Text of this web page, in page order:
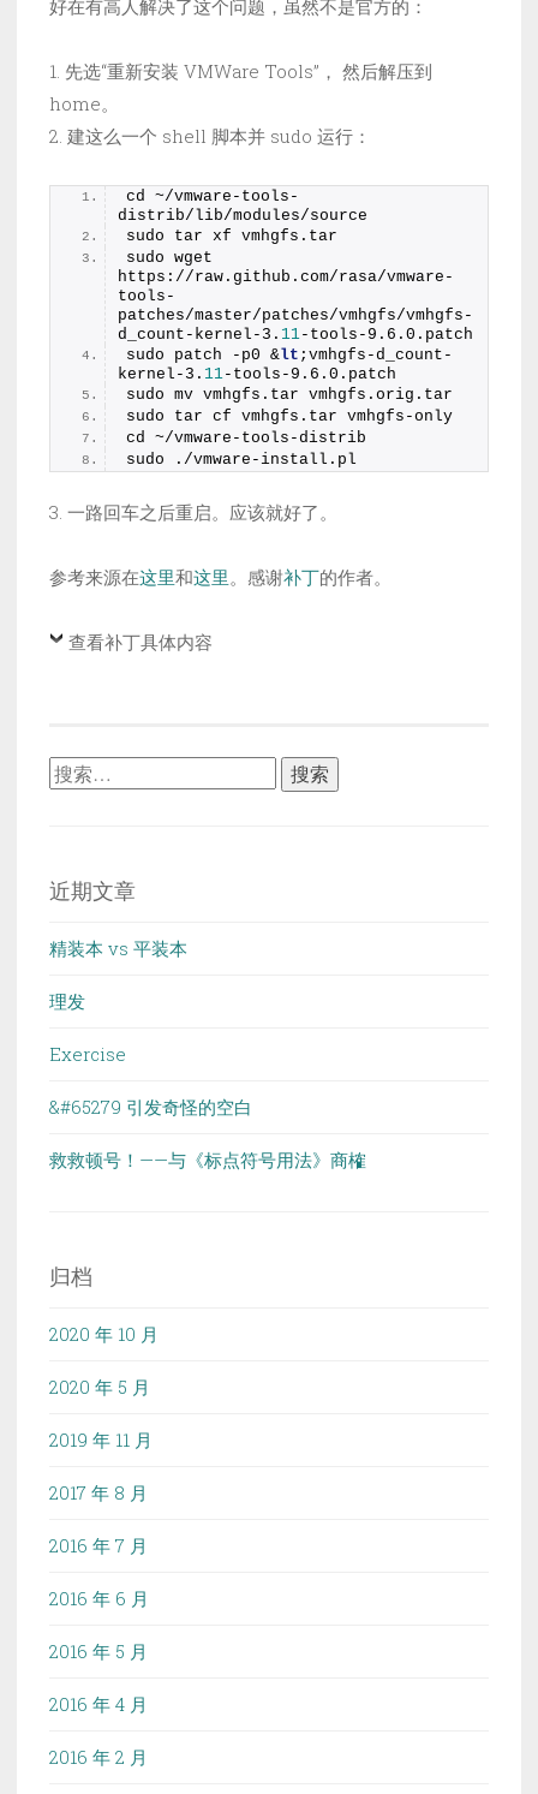
好在有高人解决了这个问题，虽然不是官方的：
1. 先选“重新安装 VMWare Tools”， 然后解压到
home。
2. 建这么一个 shell 脚本并 sudo 运行：
cd ~/vmware-tools-
distrib/lib/modules/source
sudo tar xf vmhgfs.tar
sudo wget
https://raw.github.com/rasa/vmware-
tools-
patches/master/patches/vmhgfs/vmhgfs-
d_count-kernel-3. 11-tools-9.6.0.patch
sudo patch -p0 &lt ;vmhgfs-d_count-
kernel-3. 11-tools-9.6.0.patch
sudo mv vmhgfs.tar vmhgfs.orig.tar
sudo tar cf vmhgfs.tar vmhgfs-only
cd ~/vmware-tools-distrib
sudo ./vmware-install.pl
3. 一路回车之后重启。应该就好了。
参考来源在这里和这里。感谢补丁的作者。
查看补丁具体内容
搜
近期文章
精装本 vs 平装本
理发
Exercise
&#65279 引发奇怪的空白
救救顿号！——与《标点符号用法》商榷
归档
2020 年 10 月
2020 年 5 月
2019 年 11 月
2017 年 8 月
2016 年 7 月
2016 年 6 月
2016 年 5 月
2016 年 4 月
2016 年 2 月